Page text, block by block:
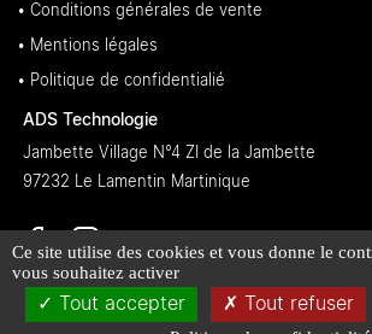
• Conditions générales de vente
• Mentions légales
• Politique de confidentialié
ADS Technologie
Jambette Village N°4 ZI de la Jambette
97232 Le Lamentin Martinique
Ce site utilise des cookies et vous donne le
vous souhaitez activer
Tout accepter
Tout refuser